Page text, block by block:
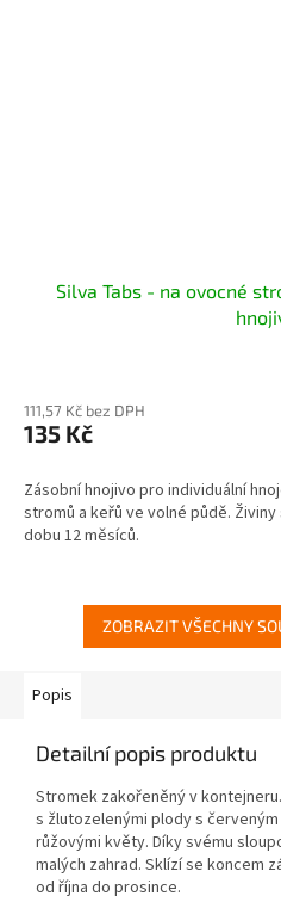
Silva Tabs - na ovocné
111,57 Kč bez DPH
135 Kč
Zásobní hnojivo pro individuální
stromů a keřů ve volné půdě.
dobu 12 měsíců.
ZOBRAZIT VŠECHNY
Popis
Detailní popis produktu
Stromek zakořeněný v
s žlutozelenými plody s
růžovými květy. Díky svému
malých zahrad. Sklízí se koncem
od října do prosince.